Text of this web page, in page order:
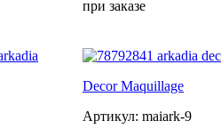
при заказе
Decor Maquillage
Артикул: maiark-9